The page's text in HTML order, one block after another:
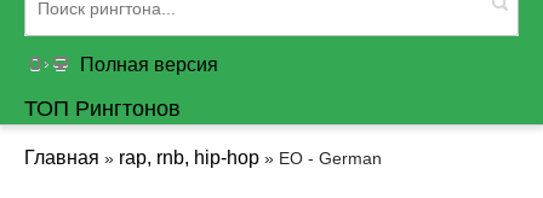
Полная версия
ТОП Рингтонов
Главная » rap, rnb, hip-hop » EO - German